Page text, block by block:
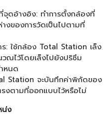
ดอ้างอิง: ทำการตั้งกล้องที่
างของการวัดเป็นไปตามที่
: ใช้กล้อง Total Station เล็ง
ณไว้โดยเล็งไปยังปริซึม
หนด
Station จะบันทึกค่าพิกัดของ
งตามที่ออกแบบไว้หรือไม่
น่ง